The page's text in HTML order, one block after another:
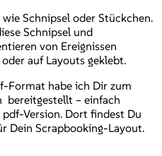
Schnipsel oder Stückchen.
Schnipsel und
von Ereignissen
auf Layouts geklebt.
Format habe ich Dir zum
bereitgestellt – einfach
Version. Dort findest Du
Dein Scrapbooking-Layout.